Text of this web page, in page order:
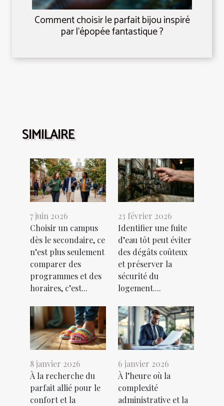
Comment choisir le parfait bijou inspiré
par l'épopée fantastique ?
SIMILAIRE
7 juin 2026
Choisir un campus
dès le secondaire, ce
n’est plus seulement
comparer des
programmes et des
horaires, c’est...
23 février 2026
Identifier une fuite
d’eau tôt peut éviter
des dégâts coûteux
et préserver la
sécurité du
logement....
8 janvier 2026
À la recherche du
parfait allié pour le
confort et la
6 janvier 2026
À l’heure où la
complexité
administrative et la